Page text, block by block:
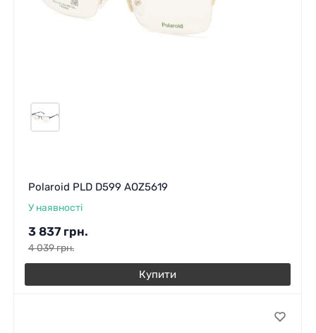
Polaroid PLD D599 AOZ5619
У наявності
3 837 грн.
4 039грн.
Купити